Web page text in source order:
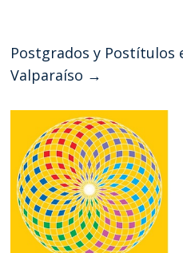
Postgrados y Postítulos
Valparaíso →